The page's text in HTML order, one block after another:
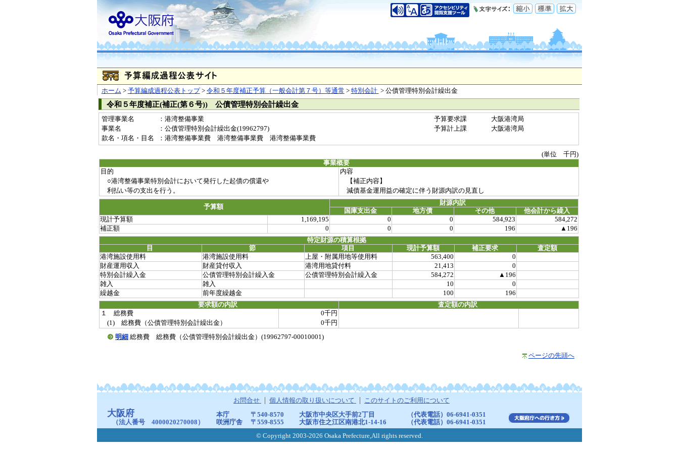
ホーム > 予算編成過程公表トップ> 令和５年度補正予算（一般会計第７号）等通常 > 特別会計 > 公債管理特別会計繰出金
令和５年度補正(補正(第６号)) 公債管理特別会計繰出金
管理事業名 ：港湾整備事業 予算要求課
大阪港湾局
事業名
：公債管理特別会計繰出金(19962797) 予算計上課
大阪港湾局
款名・項名・目名
：港湾整備事業費 港湾整備事業費 港湾整備事業費
(単位 千円)
事業概要
目的
内容
○港湾整備事業特別会計において発行した起債の償還や
【補正内容】
利払い等の支出を行う。
減債基金運用益の確定に伴う財源内訳の見直し
予算額
財源内訳
国庫支出金
地方債 その他
他会計から繰入
現計予算額
1,169,195 0 0 584,923
584,272
補正額
0 0 0 196
▲196
特定財源の積算根拠
目
節 項目 現計予算額 補正要求
査定額
港湾施設使用料
港湾施設使用料 上屋・附属用地等使用料 563,400
0
財産運用収入
財産貸付収入 港湾用地貸付料 21,413
0
特別会計繰入金
公債管理特別会計繰入金 公債管理特別会計繰入金 584,272
▲196
雑入
雑入 10
0
繰越金
前年度繰越金 100
196
要求額の内訳
査定額の内訳
１ 総務費
0千円
(1) 総務費（公債管理特別会計繰出金）
0千円
明細 総務費 総務費（公債管理特別会計繰出金）(19962797-00010001)
ページの先頭へ
お問合せ 個人情報の取り扱いについて このサイトのご利用について
大阪府
（法人番号 4000020270008）
本庁 〒540-8570 大阪市中央区大手前2丁目
（代表電話）06-6941-0351
咲洲庁舎
〒559-8555 大阪市住之江区南港北1-14-16
（代表電話）06-6941-0351
© Copyright 2003-2026 Osaka Prefecture,All rights reserved.